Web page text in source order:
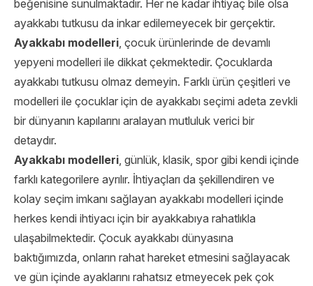
beğenisine sunulmaktadır. Her ne kadar ihtiyaç bile olsa
ayakkabı tutkusu da inkar edilemeyecek bir gerçektir.
Ayakkabı modelleri, çocuk ürünlerinde de devamlı
yepyeni modelleri ile dikkat çekmektedir. Çocuklarda
ayakkabı tutkusu olmaz demeyin. Farklı ürün çeşitleri ve
modelleri ile çocuklar için de ayakkabı seçimi adeta zevkli
bir dünyanın kapılarını aralayan mutluluk verici bir
detaydır.
Ayakkabı modelleri, günlük, klasik, spor gibi kendi içinde
farklı kategorilere ayrılır. İhtiyaçları da şekillendiren ve
kolay seçim imkanı sağlayan ayakkabı modelleri içinde
herkes kendi ihtiyacı için bir ayakkabıya rahatlıkla
ulaşabilmektedir. Çocuk ayakkabı dünyasına
baktığımızda, onların rahat hareket etmesini sağlayacak
ve gün içinde ayaklarını rahatsız etmeyecek pek çok